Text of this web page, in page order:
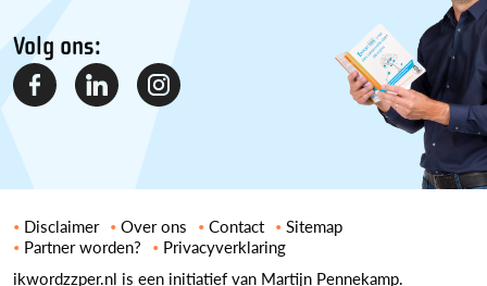
Volg ons:
Disclaimer Over ons Contact
Sitemap
Partner worden?
Privacyverklaring
ikwordzzper.nl is een initiatief van Martijn Pennekamp.